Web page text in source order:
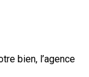
bien, l’agence